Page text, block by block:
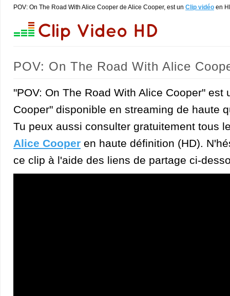
POV: On The Road With Alice Cooper de Alice Cooper, est un Clip vidéo en
POV: On The Road With Alice
"POV: On The Road With Alice Cooper" est
Cooper" disponible en streaming de haute
Tu peux aussi consulter gratuitement tous
Alice Cooper en haute définition (HD).
ce clip à l'aide des liens de partage ci-